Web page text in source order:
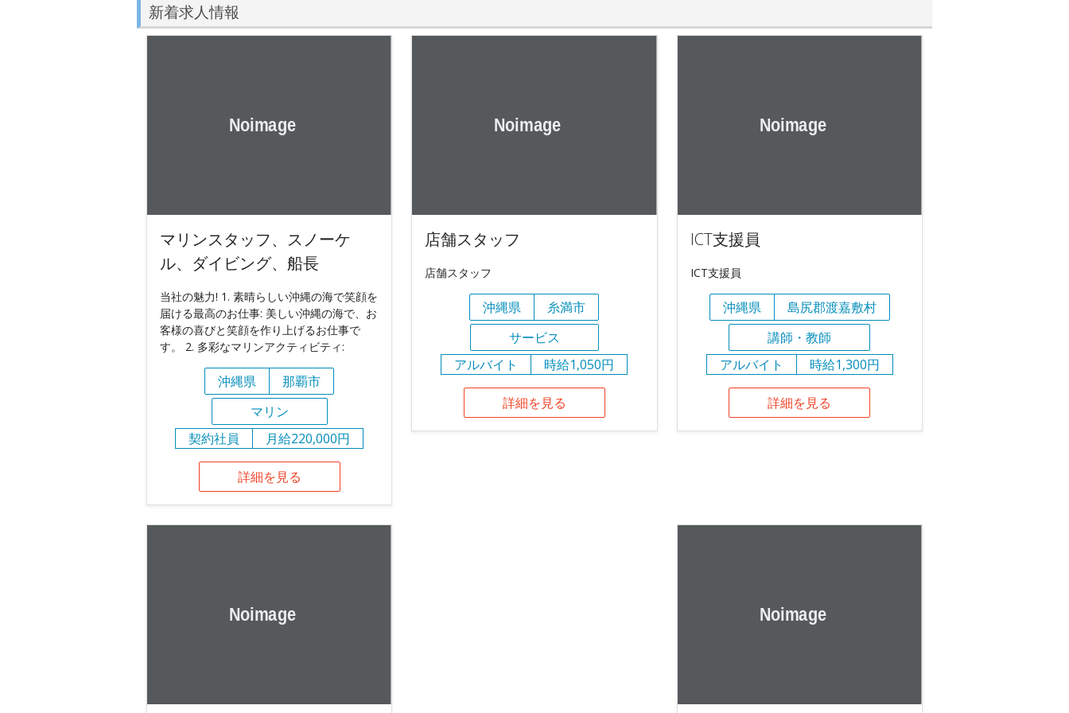
新着求人情報
マリンスタッフ、スノーケ
ル、ダイビング、船長
当社の魅力! 1. 素晴らしい沖縄の海で笑顔を
届ける最高のお仕事: 美しい沖縄の海で、お
客様の喜びと笑顔を作り上げるお仕事で
す。 2. 多彩なマリンアクティビティ:
沖縄県
那覇市
マリン
契約社員
月給220,000円
詳細を見る
店舗スタッフ
店舗スタッフ
沖縄県
糸満市
サービス
アルバイト
時給1,050円
詳細を見る
ICT支援員
ICT支援員
沖縄県
島尻郡渡嘉敷村
講師・教師
アルバイト
時給1,300円
詳細を見る